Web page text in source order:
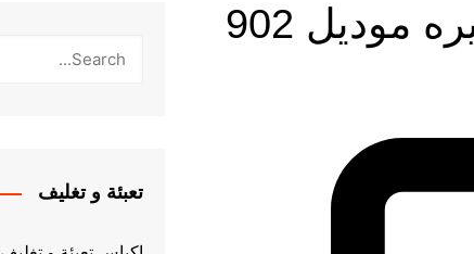
ماكينه تعبئه وتغليف مسحوق خميره موديل 902
تعبئة و تغليف